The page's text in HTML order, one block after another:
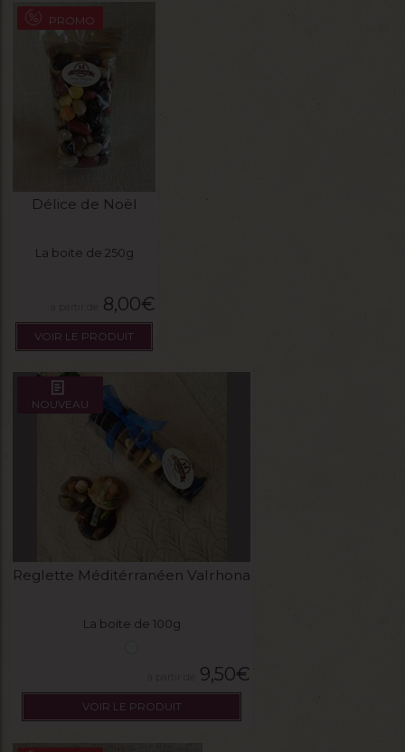
PROMO
Délice de Noël
La boite de 250g
8,00€
VOIR LE PRODUIT
NOUVEAU
Reglette Méditérranéen Valrhona
La boite de 100g
9,50€
VOIR LE PRODUIT